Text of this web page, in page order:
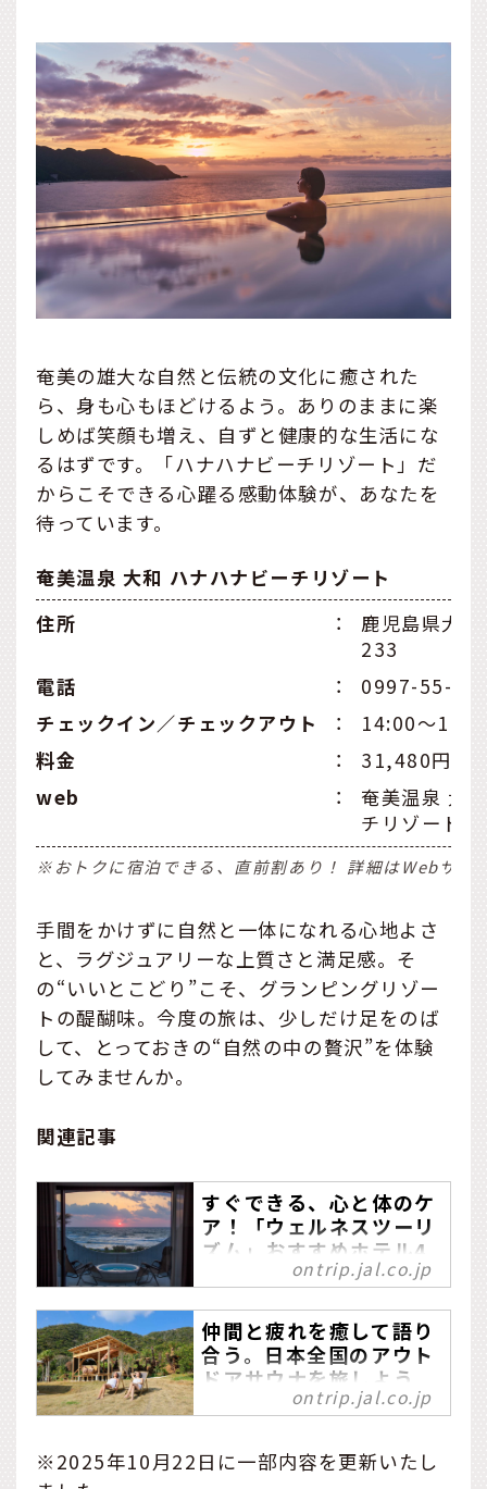
奄美の雄大な自然と伝統の文化に癒された
ら、身も心もほどけるよう。ありのままに楽
しめば笑顔も増え、自ずと健康的な生活にな
るはずです。「ハナハナビーチリゾート」だ
からこそできる心躍る感動体験が、あなたを
待っています。
奄美温泉 大和 ハナハナビーチリゾート
住所
：
鹿児島県大
233
電話
：
0997-55-
チェックイン／チェックアウト
：
14:00～
料金
：
31,480円〜
web
：
奄美温泉 大
チリゾート
※おトクに宿泊できる、直前割あり！ 詳細はWebサイ
手間をかけずに自然と一体になれる心地よさ
と、ラグジュアリーな上質さと満足感。そ
の“いいとこどり”こそ、グランピングリゾー
トの醍醐味。今度の旅は、少しだけ足をのば
して、とっておきの“自然の中の贅沢”を体験
してみませんか。
関連記事
すぐできる、心と体のケ
ア！「ウェルネスツーリ
ズム」おすすめホテル4
時間に追われるように過ご
す日々に、息抜きは欠かせ
ません。そこでおすすめし
たいのが「ウェルネスツー
リズム」。自然に囲まれた
ッシュできる4つの施設を紹
ontrip.jal.co.jp
仲間と疲れを癒して語り
合う。日本全国のアウト
ドアサウナを旅しよう
美しい自然に囲まれた静謐
心の汗を流せる「アウトド
ontrip.jal.co.jp
※2025年10月22日に一部内容を更新いたし